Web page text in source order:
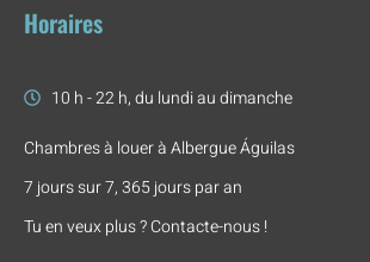
Horaires
10 h - 22 h, du lundi au dimanche
Chambres à louer à Albergue Águilas
7 jours sur 7, 365 jours par an
Tu en veux plus ? Contacte-nous !